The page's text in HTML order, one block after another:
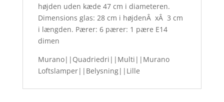
højden uden kæde 47 cm i diameteren.
Dimensions glas: 28 cm i højdenÂ xÂ 3 cm
i længden. Pærer: 6 pærer: 1 pære E14
dimen
Murano||Quadriedri||Multi||Murano
Loftslamper||Belysning||Lille